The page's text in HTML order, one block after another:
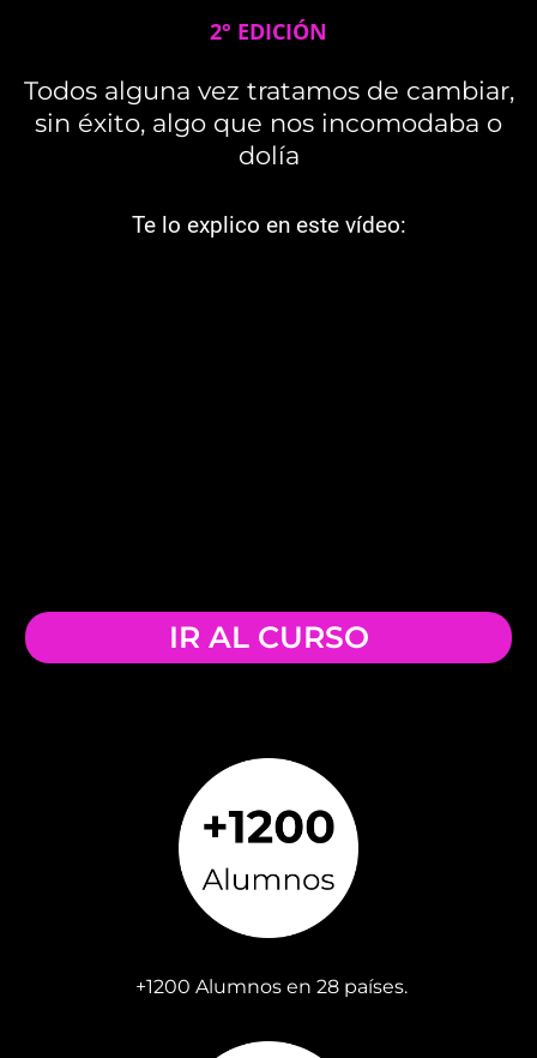
2° EDICIÓN
Todos alguna vez tratamos de cambiar,
sin éxito, algo que nos incomodaba o
dolía
Te lo explico en este vídeo:
IR AL CURSO
+1200 Alumnos en 28 países.